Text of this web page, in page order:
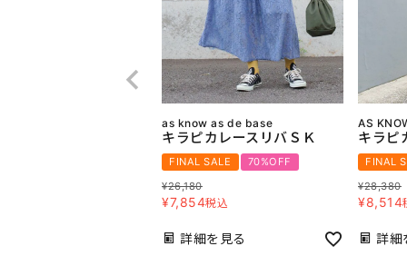
as know as de base
キラピカレースリバＳＫ
FINAL SALE
70%OFF
¥26,180
¥7,854税込
詳細を見る
AS
キラピ
FINAL
¥28,380
¥8,514
詳細